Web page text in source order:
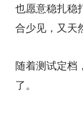
也愿意稳扎稳
合少见，又天
随着测试定档
了。